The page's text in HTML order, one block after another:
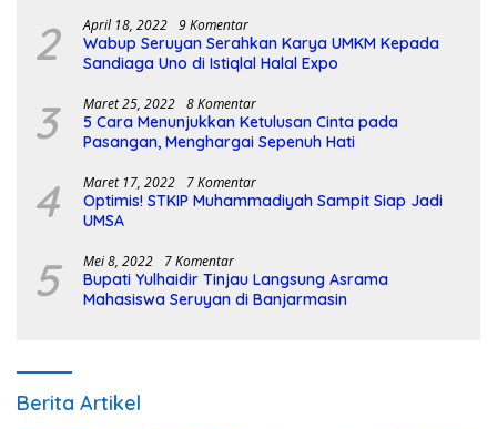
2 April 18, 2022 9 Komentar
Wabup Seruyan Serahkan Karya UMKM Kepada
Sandiaga Uno di Istiqlal Halal Expo
3 Maret 25, 2022 8 Komentar
5 Cara Menunjukkan Ketulusan Cinta pada
Pasangan, Menghargai Sepenuh Hati
4 Maret 17, 2022 7 Komentar
Optimis! STKIP Muhammadiyah Sampit Siap Jadi
UMSA
5 Mei 8, 2022 7 Komentar
Bupati Yulhaidir Tinjau Langsung Asrama
Mahasiswa Seruyan di Banjarmasin
Berita Artikel